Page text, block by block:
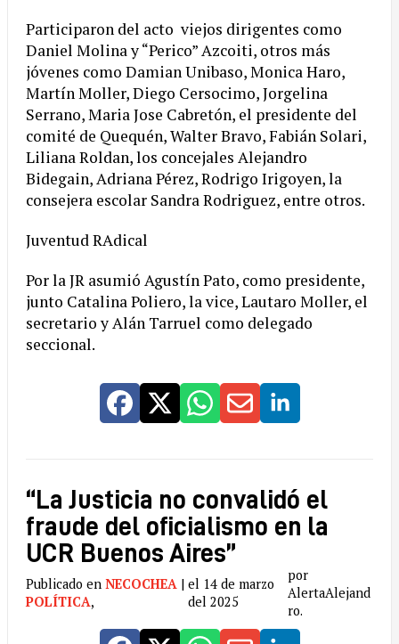
Participaron del acto viejos dirigentes como
Daniel Molina y “Perico” Azcoiti, otros más
jóvenes como Damian Unibaso, Monica Haro,
Martín Moller, Diego Cersocimo, Jorgelina
Serrano, Maria Jose Cabretón, el presidente del
comité de Quequén, Walter Bravo, Fabián Solari,
Liliana Roldan, los concejales Alejandro
Bidegain, Adriana Pérez, Rodrigo Irigoyen, la
consejera escolar Sandra Rodriguez, entre otros.
Juventud RAdical
Por la JR asumió Agustín Pato, como presidente,
junto Catalina Poliero, la vice, Lautaro Moller, el
secretario y Alán Tarruel como delegado
seccional.
“La Justicia no convalidó el
fraude del oficialismo en la
UCR Buenos Aires”
Publicado en NECOCHEA |
POLÍTICA,
el 14 de marzo
del 2025
por
AlertaAlejand
ro.